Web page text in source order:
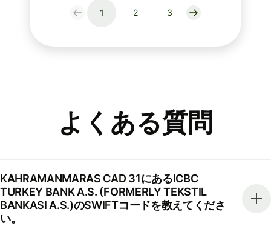
1 2 3
よくある質問
KAHRAMANMARAS CAD 31にあるICBC
TURKEY BANK A.S. (FORMERLY TEKSTIL
BANKASI A.S.)のSWIFTコードを教えてくださ
い。